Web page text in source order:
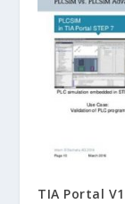
TIA Portal